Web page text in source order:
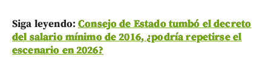
Siga leyendo:Consejo de Estado tumbó el decreto
del salario mínimo de 2016, ¿podría repetirse el
escenario en 2026?